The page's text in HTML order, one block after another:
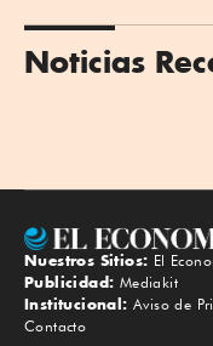
Noticias
Nuestros Sitios: El
Publicidad: Mediakit
Institucional: Aviso de
Contacto